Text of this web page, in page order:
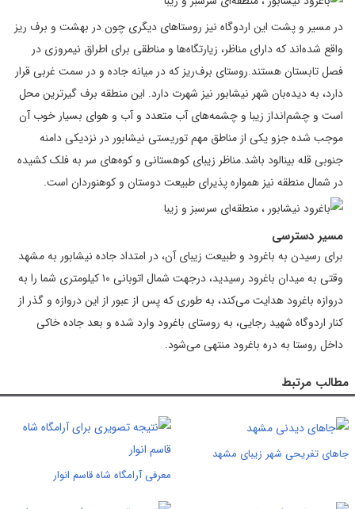
در مسیر و پشت این اردوگاه نیز روستاهای دیگری چون در بهشت و برف ریز
واقع شده‌اند که دارای مناظر، زیارتگاه‌ها و مناطقی برای اطراق نیمروزی در
فصل تابستان هستند.روستای برف‌ریز که در میانه جاده و در سمت غربی قرار
دارد، به دیده‌بان شهر نیشابور نیز شهرت دارد. این منطقه برف گیرترین محل
است و چشم‌انداز زیبا و چشمه‌های آب متعدد و آب و هوای بسیار خوب آن
موجب شده جزو یکی از مناطق مهم توریستی نیشابور در نزدیکی دامنه
جنوبی قله بینالود باشد.مناظر زیبای کوهستانی و کوه‌های سر به فلک کشیده
در شمال منطقه نیز همواره پذیرای طبیعت دوستان و کوهنوردان است.
مسیر دسترسی
برای رسیدن به باغرود و طبیعت زیبای آن، در امتداد جاده نیشابور به مشهد
وقتی به میدان باغرود رسیدید، درجهت شمال اتوبانی ۱۰ کیلومتری شما را به
دروازه باغرود هدایت می‌کند، به طوری که پس از عبور از این دروازه و گذر از
کنار اردوگاه شهید رجایی، به روستای باغرود وارد شده و بعد جاده خاکی
داخل روستا به دره باغرود منتهی می‌شود.
مطالب مرتبط
جاهای تفریحی شهر زیبای مشهد
معرفی آرامگاه شاه قاسم انوار